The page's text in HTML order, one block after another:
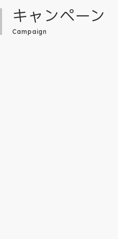
キャンペーン
Campaign